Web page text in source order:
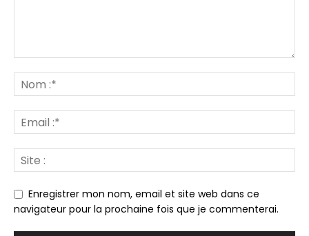
Enregistrer mon nom, email et site web dans ce
navigateur pour la prochaine fois que je commenterai.